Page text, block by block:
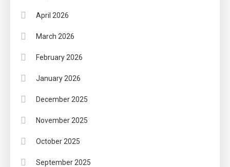
April 2026
March 2026
February 2026
January 2026
December 2025
November 2025
October 2025
September 2025